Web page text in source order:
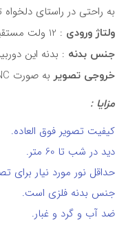
به راحتی در راستای
ولتاژ ورودی : 12 ولت مستقیم است.
جنس بدنه : بدنه این
خروجی تصویربه صورت BNC است.
مزایا :
کیفیت تصویر فوق العاده.
دید در شب تا 60 متر.
حداقل نور مورد نیار برای
جنس بدنه فلزی است.
ضد آب و گرد و غبار.